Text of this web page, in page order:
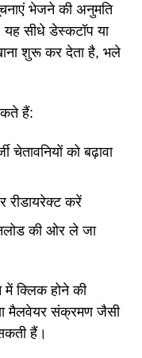
भेजने की अनुमति
यह सीधे डेस्कटॉप या
शुरू कर देता है, भले
हैं:
चेतावनियों को बढ़ावा
रीडायरेक्ट करें
की ओर ले जा
में क्लिक होने की
मैलवेयर संक्रमण जैसी
हैं।